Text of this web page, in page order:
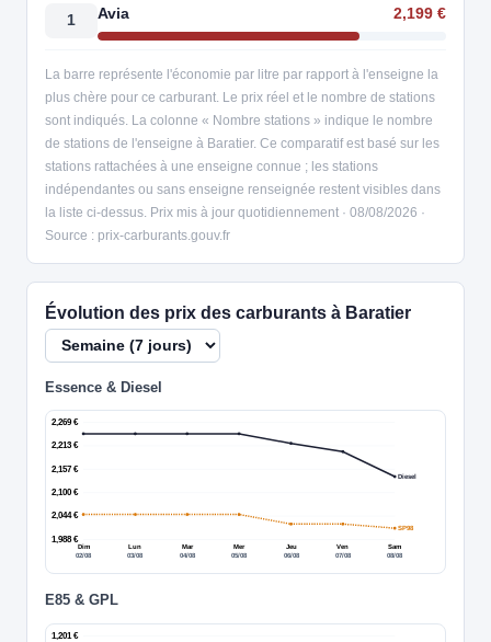
1 Avia 2,199 €
La barre représente l'économie par litre par rapport à l'enseigne la
plus chère pour ce carburant. Le prix réel et le nombre de stations
sont indiqués. La colonne « Nombre stations » indique le nombre
de stations de l'enseigne à Baratier. Ce comparatif est basé sur les
stations rattachées à une enseigne connue ; les stations
indépendantes ou sans enseigne renseignée restent visibles dans
la liste ci-dessus. Prix mis à jour quotidiennement · 08/08/2026 ·
Source : prix-carburants.gouv.fr
Évolution des prix des carburants à Baratier
Essence & Diesel
1,988 €
2,044 €
2,100 €
2,157 €
2,213 €
2,269 €
Dim
02/08
Lun
03/08
Mar
04/08
Mer
05/08
Jeu
06/08
Ven
07/08
Sam
08/08
Diesel
SP98
E85 & GPL
1,201 €